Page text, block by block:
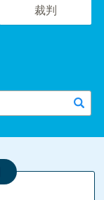
裁判